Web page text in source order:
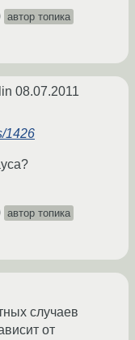
автор топика
08.07.2011
1426
автор топика
случаев
от